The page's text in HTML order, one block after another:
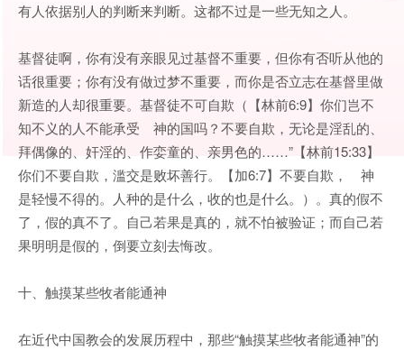
有人依据别人的判断来判断。这都不过是一些无知之人。
基督徒啊，你有没有亲眼见过基督不重要，但你有否听从他的
话很重要；你有没有做过梦不重要，而你是否立志在基督里做
新造的人却很重要。基督徒不可自欺（【林前6:9】你们岂不
知不义的人不能承受 神的国吗？不要自欺，无论是淫乱的、
拜偶像的、奸淫的、作娈童的、亲男色的……”【林前15:33】
你们不要自欺，滥交是败坏善行。【加6:7】不要自欺， 神
是轻慢不得的。人种的是什么，收的也是什么。）。真的假不
了，假的真不了。自己若果是真的，就不怕被验证；而自己若
果明明是假的，倒要立刻去悔改。
十、触摸某些牧者能通神
在近代中国教会的发展历程中，那些“触摸某些牧者能通神”的